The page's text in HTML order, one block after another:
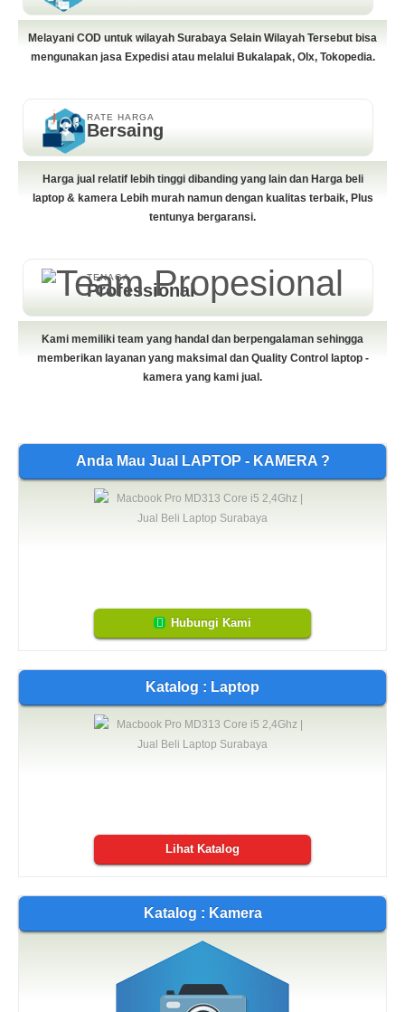
Melayani COD untuk wilayah Surabaya Selain Wilayah Tersebut bisa
mengunakan jasa Expedisi atau melalui Bukalapak, Olx, Tokopedia.
RATE HARGA
Bersaing
Harga jual relatif lebih tinggi dibanding yang lain dan Harga beli
laptop & kamera Lebih murah namun dengan kualitas terbaik, Plus
tentunya bergaransi.
TENAGA
Professional
Kami memiliki team yang handal dan berpengalaman sehingga
memberikan layanan yang maksimal dan Quality Control laptop -
kamera yang kami jual.
Anda Mau Jual LAPTOP - KAMERA ?
Hubungi Kami
Katalog : Laptop
Lihat Katalog
Katalog : Kamera